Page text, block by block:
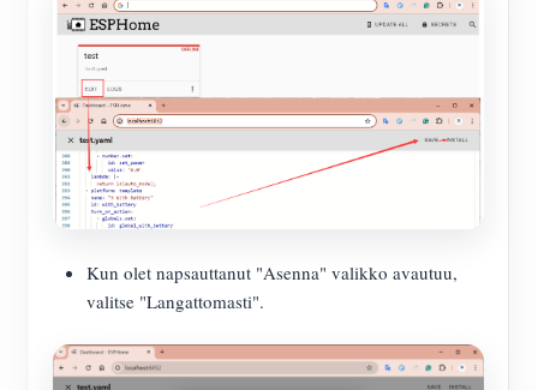
Kun olet napsauttanut "Asenna" valikko avautuu,
valitse "Langattomasti".